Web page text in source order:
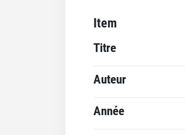
Item
Titre
Auteur
Année